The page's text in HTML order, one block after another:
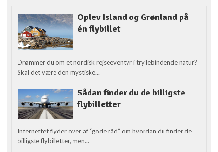
Oplev Island og Grønland på
én flybillet
Drømmer du om et nordisk rejseeventyr i tryllebindende natur?
Skal det være den mystiske...
Sådan finder du de billigste
flybilletter
Internettet flyder over af “gode råd” om hvordan du finder de
billigste flybilletter, men...